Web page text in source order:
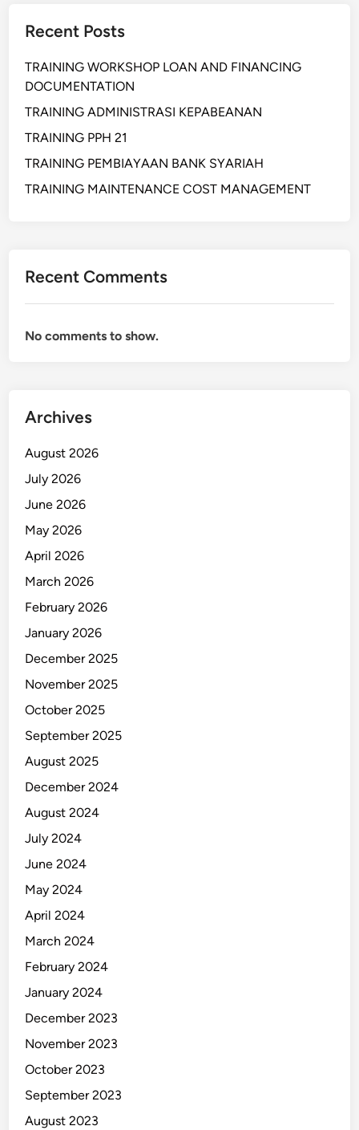
Recent Posts
TRAINING WORKSHOP LOAN AND FINANCING
DOCUMENTATION
TRAINING ADMINISTRASI KEPABEANAN
TRAINING PPH 21
TRAINING PEMBIAYAAN BANK SYARIAH
TRAINING MAINTENANCE COST MANAGEMENT
Recent Comments
No comments to show.
Archives
August 2026
July 2026
June 2026
May 2026
April 2026
March 2026
February 2026
January 2026
December 2025
November 2025
October 2025
September 2025
August 2025
December 2024
August 2024
July 2024
June 2024
May 2024
April 2024
March 2024
February 2024
January 2024
December 2023
November 2023
October 2023
September 2023
August 2023